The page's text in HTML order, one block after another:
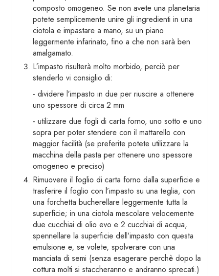
composto omogeneo. Se non avete una planetaria
potete semplicemente unire gli ingredienti in una
ciotola e impastare a mano, su un piano
leggermente infarinato, fino a che non sarà ben
amalgamato.
L’impasto risulterà molto morbido, perciò per
stenderlo vi consiglio di:
- dividere l’impasto in due per riuscire a ottenere
uno spessore di circa 2 mm
- utilizzare due fogli di carta forno, uno sotto e uno
sopra per poter stendere con il mattarello con
maggior facilità (se preferite potete utilizzare la
macchina della pasta per ottenere uno spessore
omogeneo e preciso)
Rimuovere il foglio di carta forno dalla superficie e
trasferire il foglio con l’impasto su una teglia, con
una forchetta bucherellare leggermente tutta la
superficie; in una ciotola mescolare velocemente
due cucchiai di olio evo e 2 cucchiai di acqua,
spennellare la superficie dell’impasto con questa
emulsione e, se volete, spolverare con una
manciata di semi (senza esagerare perchè dopo la
cottura molti si staccheranno e andranno sprecati.)